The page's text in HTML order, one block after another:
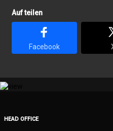
Auf teilen
Facebook
HEAD OFFICE